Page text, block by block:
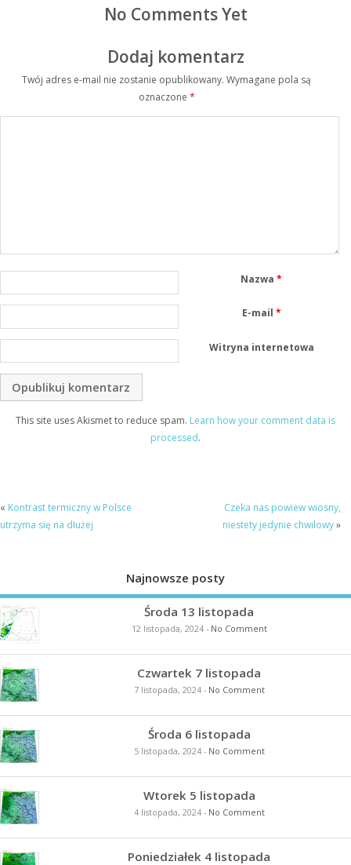
No Comments Yet
Dodaj komentarz
Twój adres e-mail nie zostanie opublikowany. Wymagane pola są
oznaczone *
Nazwa*
E-mail *
Witryna internetowa
This site uses Akismet to reduce spam. Learn how your comment data is
processed.
« Kontrast termiczny w Polsce
utrzyma się na dłużej
Czeka nas powiew wiosny,
niestety jedynie chwilowy»
Najnowsze posty
Środa 13 listopada
12 listopada, 2024- No Comment
Czwartek 7 listopada
7 listopada, 2024- No Comment
Środa 6 listopada
5 listopada, 2024- No Comment
Wtorek 5 listopada
4 listopada, 2024- No Comment
Poniedziałek 4 listopada